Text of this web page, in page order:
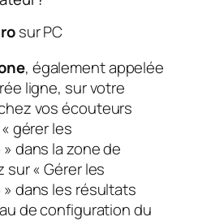
sur PC
, également appelée
ligne, sur votre
vos écouteurs
gérer les
dans la zone de
« Gérer les
dans les résultats
de configuration du